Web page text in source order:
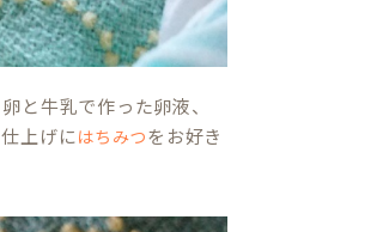
と牛乳で作った卵液、
上げにはちみつをお好き